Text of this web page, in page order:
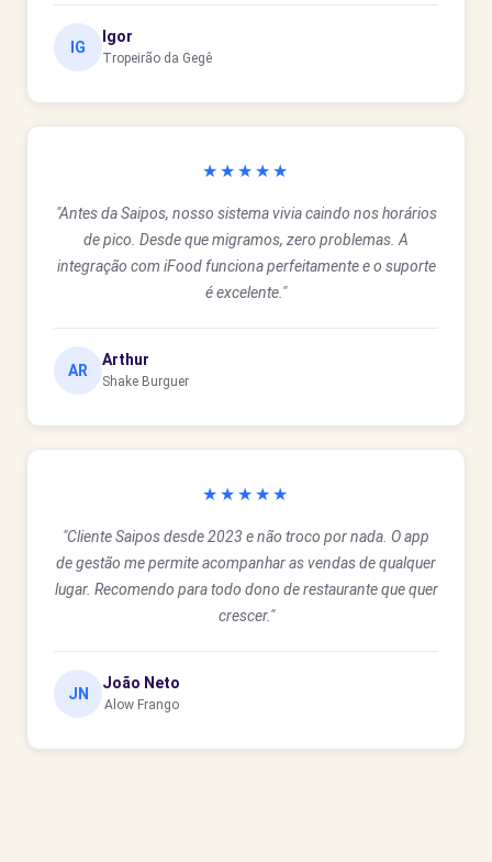
IG
Igor
Tropeirão da Gegê
★★★★★
"Antes da Saipos, nosso sistema vivia caindo nos horários
de pico. Desde que migramos, zero problemas. A
integração com iFood funciona perfeitamente e o suporte
é excelente."
AR
Arthur
Shake Burguer
★★★★★
"Cliente Saipos desde 2023 e não troco por nada. O app
de gestão me permite acompanhar as vendas de qualquer
lugar. Recomendo para todo dono de restaurante que quer
crescer."
JN
João Neto
Alow Frango